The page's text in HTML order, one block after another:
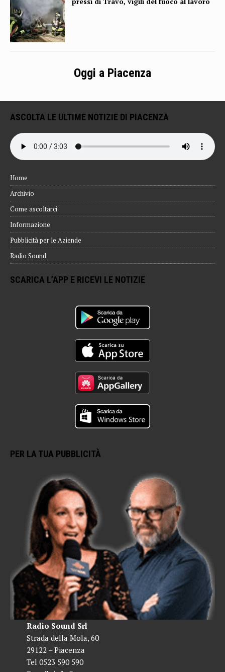
Oggi a Piacenza
ASCOLTA LE ULTIME NOTIZIE DI PIACENZA
Home
Archivio
Come ascoltarci
Informazione
Pubblicità per le Aziende
Radio Sound
SCARICA L’APP E RICEVI LE NOTIZIE
PER LA TUA PUBBLICITÀ
Radio Sound Srl
Strada della Mola, 60
29122 – Piacenza
Tel 0523 590 590